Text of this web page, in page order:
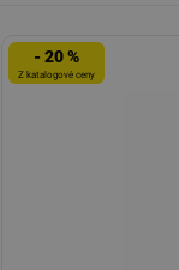
- 20 %
Z katalogové ceny